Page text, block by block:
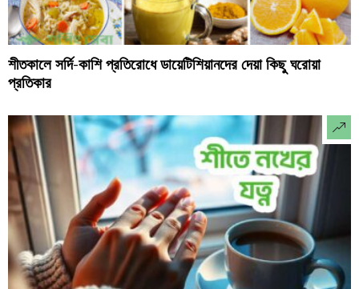
শীতকালে সর্দি-কাশি প্রতিরোধে ডায়েটিশিয়ানদের দেয়া কিছু ঘরোয়া
প্রতিকার